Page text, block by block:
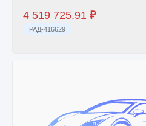
4 519 725.91 ₽
РАД-416629